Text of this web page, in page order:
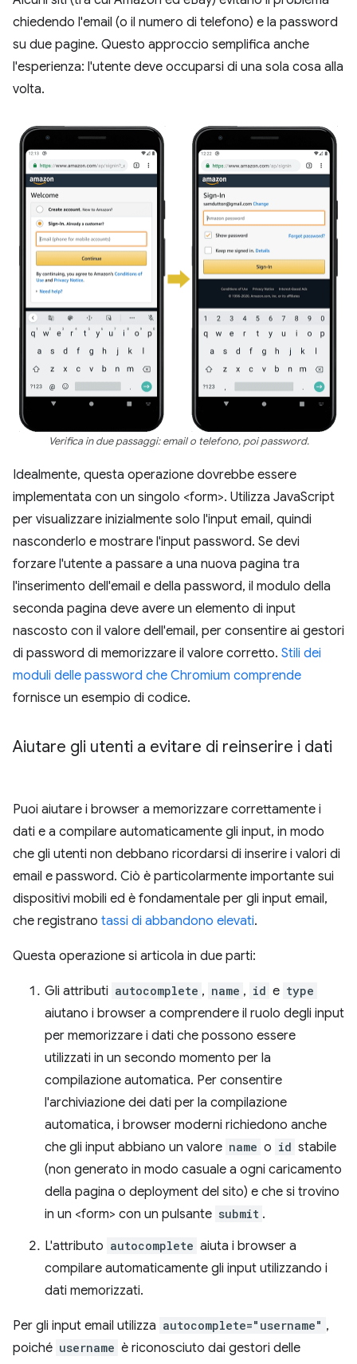
chiedendo l'email (o il numero di telefono) e la password
su due pagine. Questo approccio semplifica anche
l'esperienza: l'utente deve occuparsi di una sola cosa alla
volta.
Verifica in due passaggi: email o telefono, poi password.
Idealmente, questa operazione dovrebbe essere
implementata con un singolo <form>. Utilizza JavaScript
per visualizzare inizialmente solo l'input email, quindi
nasconderlo e mostrare l'input password. Se devi
forzare l'utente a passare a una nuova pagina tra
l'inserimento dell'email e della password, il modulo della
seconda pagina deve avere un elemento di input
nascosto con il valore dell'email, per consentire ai gestori
di password di memorizzare il valore corretto. Stili dei
moduli delle password che Chromium comprende
fornisce un esempio di codice.
Aiutare gli utenti a evitare di reinserire i dati
Puoi aiutare i browser a memorizzare correttamente i
dati e a compilare automaticamente gli input, in modo
che gli utenti non debbano ricordarsi di inserire i valori di
email e password. Ciò è particolarmente importante sui
dispositivi mobili ed è fondamentale per gli input email,
che registrano tassi di abbandono elevati.
Questa operazione si articola in due parti:
Gli attributi autocomplete , name , id e type
aiutano i browser a comprendere il ruolo degli input
per memorizzare i dati che possono essere
utilizzati in un secondo momento per la
compilazione automatica. Per consentire
l'archiviazione dei dati per la compilazione
automatica, i browser moderni richiedono anche
che gli input abbiano un valore name o id stabile
(non generato in modo casuale a ogni caricamento
della pagina o deployment del sito) e che si trovino
in un <form> con un pulsante submit .
L'attributo autocomplete aiuta i browser a
compilare automaticamente gli input utilizzando i
dati memorizzati.
Per gli input email utilizza autocomplete="username" ,
poiché username è riconosciuto dai gestori delle